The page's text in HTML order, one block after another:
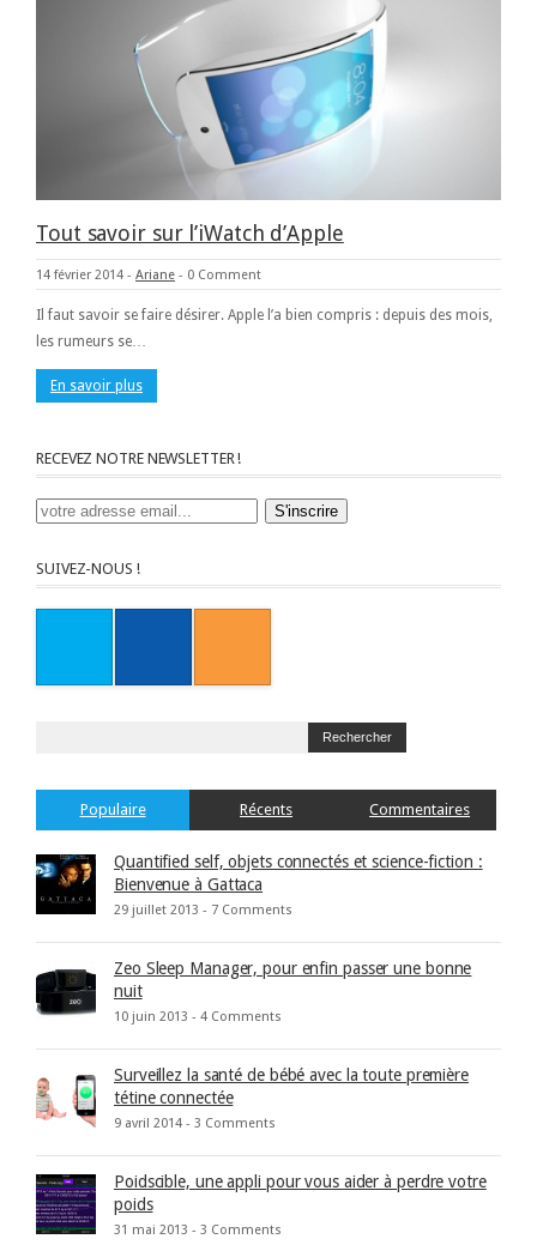
Tout savoir sur l’iWatch d’Apple
14 février 2014 - Ariane - 0 Comment
Il faut savoir se faire désirer. Apple l’a bien compris : depuis des mois,
les rumeurs se…
En savoir plus
RECEVEZ NOTRE NEWSLETTER !
SUIVEZ-NOUS !
Populaire Récents Commentaires
Quantified self, objets connectés et science-fiction :
Bienvenue à Gattaca
29 juillet 2013 - 7 Comments
Zeo Sleep Manager, pour enfin passer une bonne
nuit
10 juin 2013 - 4 Comments
Surveillez la santé de bébé avec la toute première
tétine connectée
9 avril 2014 - 3 Comments
Poidscible, une appli pour vous aider à perdre votre
poids
31 mai 2013 - 3 Comments